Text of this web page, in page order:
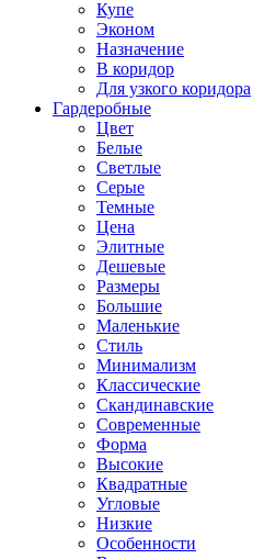
Купе
Эконом
Назначение
В коридор
Для узкого коридора
Гардеробные
Цвет
Белые
Светлые
Серые
Темные
Цена
Элитные
Дешевые
Размеры
Большие
Маленькие
Стиль
Минимализм
Классические
Скандинавские
Современные
Форма
Высокие
Квадратные
Угловые
Низкие
Особенности